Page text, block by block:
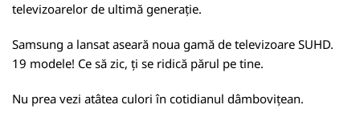
televizoarelor de ultimă generație.
Samsung a lansat aseară noua gamă de televizoare SUHD.
19 modele! Ce să zic, ți se ridică părul pe tine.
Nu prea vezi atâtea culori în cotidianul dâmbovițean.